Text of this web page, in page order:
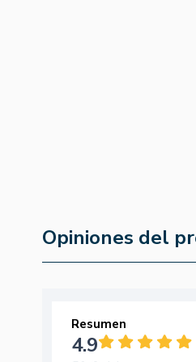
Opiniones del
Resumen
4.9